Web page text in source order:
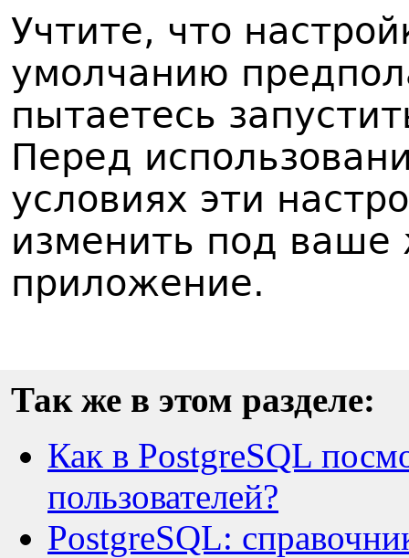
Учтите, что
умолчанию
пытаетесь
Перед
условиях эти
изменить под
приложение.
Так же в этом разделе:
Как в PostgreSQL
пользователей?
PostgreSQL: